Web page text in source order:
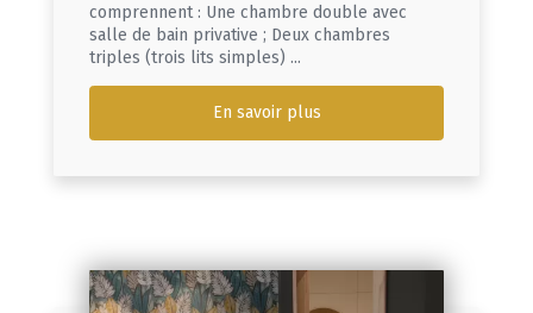
comprennent : Une chambre double avec
salle de bain privative ; Deux chambres
triples (trois lits simples) ...
En savoir plus